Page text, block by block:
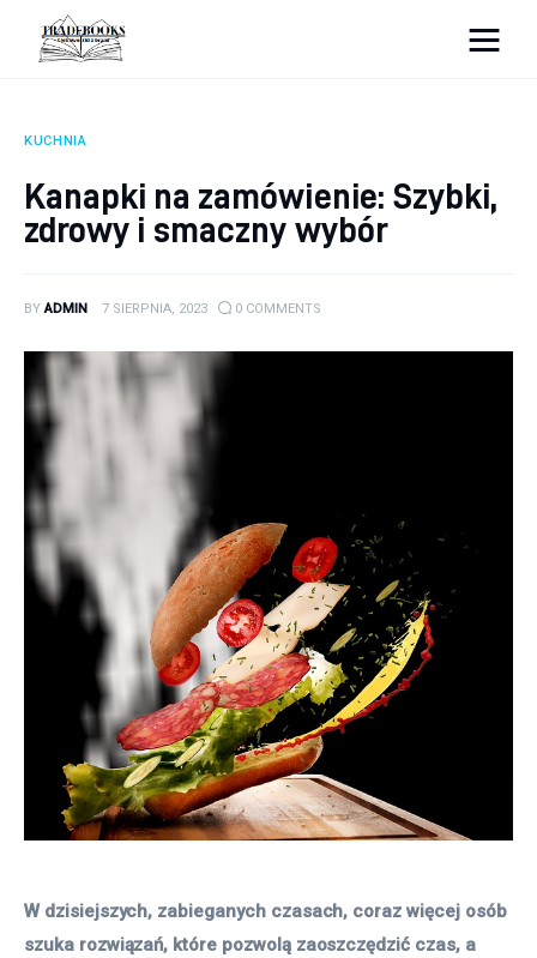
tradebooks.pl
Ciekawostki
Pozostałe
Zdrowie
KUCHNIA
Kanapki na zamówienie: Szybki,
zdrowy i smaczny wybór
BY ADMIN 7 SIERPNIA, 2023 0 COMMENTS
W dzisiejszych, zabieganych czasach, coraz więcej osób
szuka rozwiązań, które pozwolą zaoszczędzić czas, a